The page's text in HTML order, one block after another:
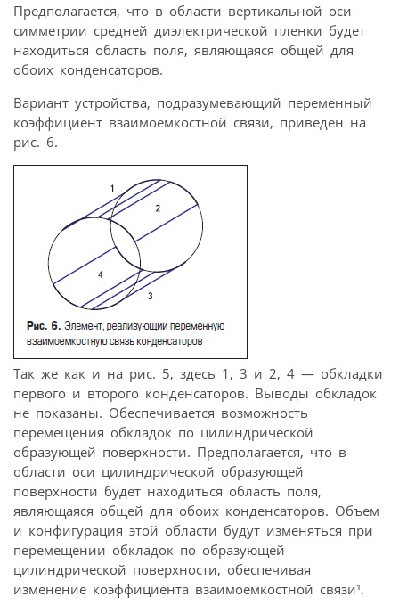
Предполагается, что в области вертикальной оси
симметрии средней диэлектрической пленки будет
находиться область поля, являющаяся общей для
обоих конденсаторов.
Вариант устройства, подразумевающий переменный
коэффициент взаимоемкостной связи, приведен на
рис. 6.
Так же как и на рис. 5, здесь 1, 3 и 2, 4 — обкладки
первого и второго конденсаторов. Выводы обкладок
не показаны. Обеспечивается возможность
перемещения обкладок по цилиндрической
образующей поверхности. Предполагается, что в
области оси цилиндрической образующей
поверхности будет находиться область поля,
являющаяся общей для обоих конденсаторов. Объем
и конфигурация этой области будут изменяться при
перемещении обкладок по образующей
цилиндрической поверхности, обеспечивая
изменение коэффициента взаимоемкостной связи¹.